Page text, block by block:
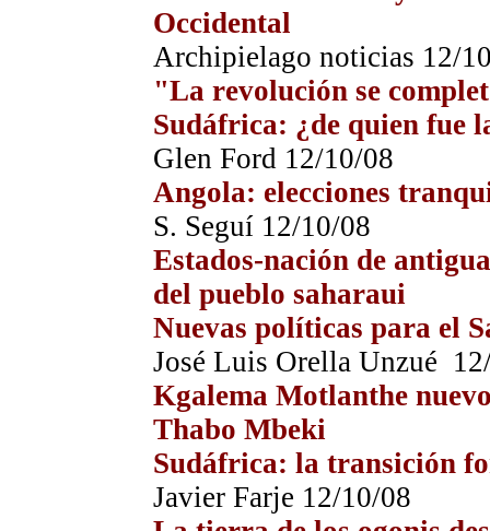
Occidental
Archipielago noticias 12/
"La revolución se
Sudáfrica: ¿de quien fue
Glen Ford 12/10/08
Angola: elecciones
S. Seguí 12/10/08
Estados-nación de
del pueblo saharaui
Nuevas políticas para el
José Luis Orella Unzué
Kgalema Motlanthe
Thabo Mbeki
Sudáfrica: la transición
Javier Farje 12/10/08